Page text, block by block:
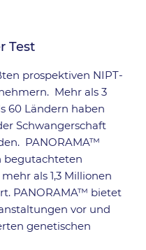
Test
prospektiven NIPT-
Mehr als 3
60 Ländern haben
Schwangerschaft
PANORAMA™
begutachteten
als 1,3 Millionen
PANORAMA™ bietet
vor und
genetischen